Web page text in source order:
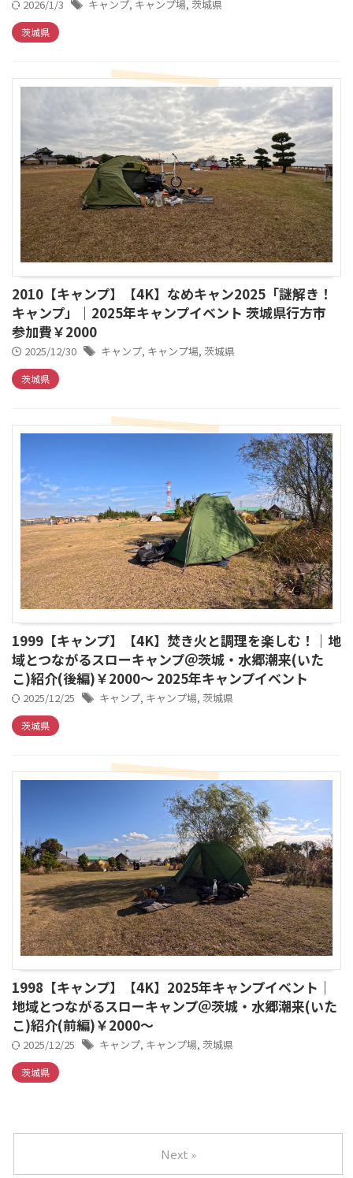
2026/1/3 キャンプ, キャンプ場, 茨城県
茨城県
2010【キャンプ】【4K】なめキャン2025「謎解き！
キャンプ」｜2025年キャンプイベント 茨城県行方市
参加費￥2000
2025/12/30 キャンプ, キャンプ場, 茨城県
茨城県
1999【キャンプ】【4K】焚き火と調理を楽しむ！｜地
域とつながるスローキャンプ＠茨城・水郷潮来(いた
こ)紹介(後編)￥2000～ 2025年キャンプイベント
2025/12/25 キャンプ, キャンプ場, 茨城県
茨城県
1998【キャンプ】【4K】2025年キャンプイベント｜
地域とつながるスローキャンプ＠茨城・水郷潮来(いた
こ)紹介(前編)￥2000～
2025/12/25 キャンプ, キャンプ場, 茨城県
茨城県
Next »